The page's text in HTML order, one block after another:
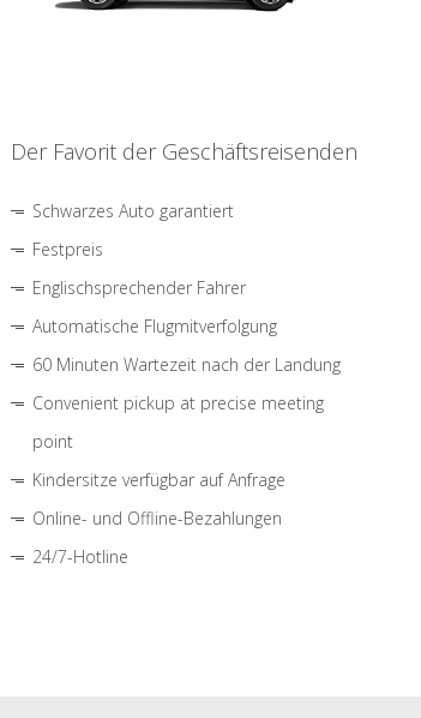
Der Favorit der Geschäftsreisenden
Schwarzes Auto garantiert
Festpreis
Englischsprechender Fahrer
Automatische Flugmitverfolgung
60 Minuten Wartezeit nach der Landung
Convenient pickup at precise meeting
point
Kindersitze verfügbar auf Anfrage
Online- und Offline-Bezahlungen
24/7-Hotline